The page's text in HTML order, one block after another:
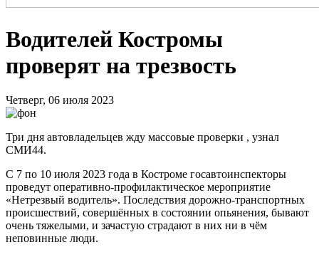
Водителей Костромы
проверят на трезвость
Четверг, 06 июля 2023
Три дня автовладельцев жду массовые проверки , узнал
СМИ44.
С 7 по 10 июля 2023 года в Костроме госавтоинспекторы
проведут оперативно-профилактическое мероприятие
«Нетрезвый водитель». Последствия дорожно-транспортных
происшествий, совершённых в состоянии опьянения, бывают
очень тяжелыми, и зачастую страдают в них ни в чём
неповинные люди.